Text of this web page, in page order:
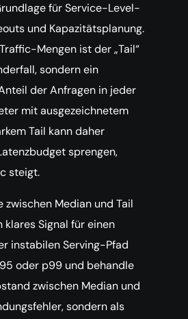
für Service-Level-
und Kapazitätsplanung.
Mengen ist der „Tail“
sondern ein
der Anfragen in jeder
mit ausgezeichnetem
Tail kann daher
sprengen,
steigt.
zwischen Median und Tail
klares Signal für einen
instabilen Serving-Pfad
oder p99 und behandle
zwischen Median und
sondern als